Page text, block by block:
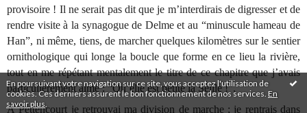
En poursuivant votre navigation sur ce site, vous acceptez l'utilisation de
cookies. Ces derniers assurent le bon fonctionnement de nos services. En
savoir plus
provisoire ! Il ne serait pas dit que je m’interdirais de digresser et de
rendre visite à la synagogue de Delme et au “minuscule hameau de
Han”, ni même, tiens, de marcher quelques kilomètres sur le sentier
ornithologique qui longe la boucle que forme en ce lieu la rivière,
tout en me répétant mentalement le titre de ce chapitre que j’avais
particulièrement aimé : “Qu’elle est petite la Seille !”.
À Pettencourt je retrouvai ma division de marche ; je rentrais dans